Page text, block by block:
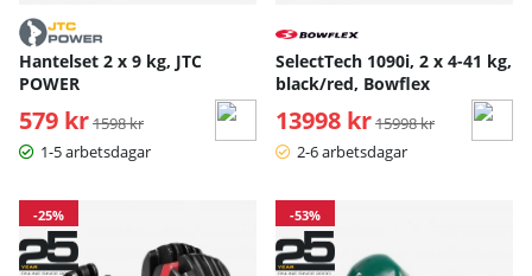
Hantelset 2 x 9 kg, JTC
POWER
579 kr Ordinarie pris:
1598 kr
1-5 arbetsdagar
SelectTech 1090i, 2 x 4-41 kg,
black/red, Bowflex
13998 kr Ordinarie pris:
15998 kr
2-6 arbetsdagar
-25% -53%